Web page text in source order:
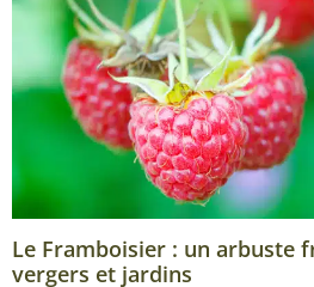
Le Framboisier : un arbuste
vergers et jardins